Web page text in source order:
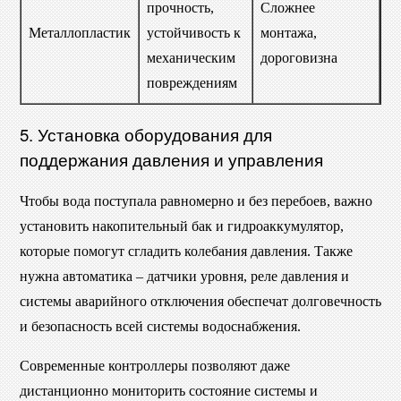
Металлопластик
прочность,
устойчивость к
механическим
повреждениям
Сложнее
монтажа,
дороговизна
5. Установка оборудования для
поддержания давления и управления
Чтобы вода поступала равномерно и без перебоев, важно
установить накопительный бак и гидроаккумулятор,
которые помогут сгладить колебания давления. Также
нужна автоматика – датчики уровня, реле давления и
системы аварийного отключения обеспечат долговечность
и безопасность всей системы водоснабжения.
Современные контроллеры позволяют даже
дистанционно мониторить состояние системы и